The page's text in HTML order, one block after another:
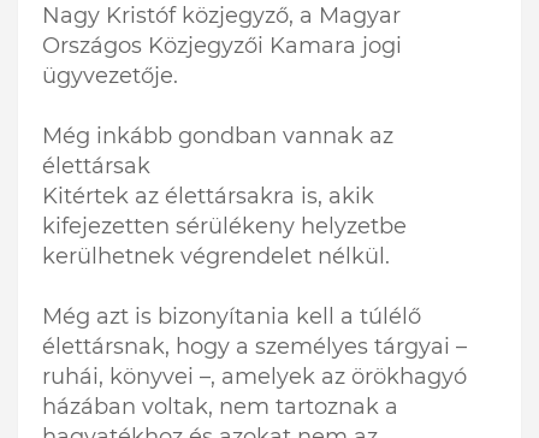
Nagy Kristóf közjegyző, a Magyar
Országos Közjegyzői Kamara jogi
ügyvezetője.
Még inkább gondban vannak az
élettársak
Kitértek az élettársakra is, akik
kifejezetten sérülékeny helyzetbe
kerülhetnek végrendelet nélkül.
Még azt is bizonyítania kell a túlélő
élettársnak, hogy a személyes tárgyai –
ruhái, könyvei –, amelyek az örökhagyó
házában voltak, nem tartoznak a